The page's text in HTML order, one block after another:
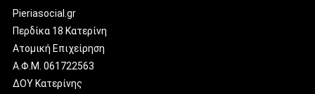
Pieriasocial.gr
Περδίκα 18 Κατερίνη
Ατομική Επιχείρηση
Α.Φ.Μ. 061722563
ΔΟΥ Κατερίνης